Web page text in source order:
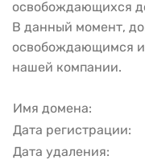
освобождающихся
В данный момент,
освобождающимся
нашей компании.
Имя домена:
Дата регистрации:
Дата удаления: